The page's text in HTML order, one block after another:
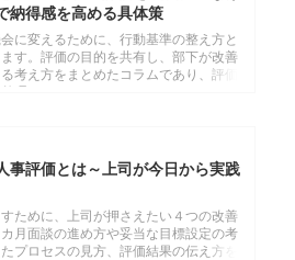
納得感を高める具体策
に変えるために、行動基準の整え方と
す。評価の目的を共有し、部下が改善
考え方をまとめたコラムであり、評価
事評価とは～上司が今日から実践
ために、上司が押さえたい４つの改善
月面談の進め方や妥当な目標設定の考
プロセスの見方、評価結果の伝え方を